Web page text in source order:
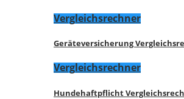
Vergleichsrechner
Geräteversicherung
Vergleichsrechner
Hundehaftpflicht